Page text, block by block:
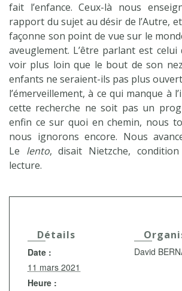
fait l’enfance. Ceux-là nous
rapport du sujet au désir de l’Autre,
façonne son point de vue sur le
aveuglement. L’être parlant est
voir plus loin que le bout de son
enfants ne seraient-ils pas plus
l’émerveillement, à ce qui manque à
cette recherche ne soit pas un
enfin ce sur quoi en chemin, nous
nous ignorons encore. Nous
Le lento, disait Nietzche,
lecture.
Détails
Date :
11 mars 2021
Heure :
David